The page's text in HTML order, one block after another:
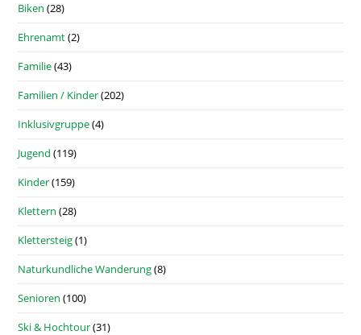
Biken (28)
Ehrenamt(2)
Familie(43)
Familien / Kinder(202)
Inklusivgruppe(4)
Jugend (119)
Kinder(159)
Klettern (28)
Klettersteig(1)
Naturkundliche Wanderung(8)
Senioren (100)
Ski & Hochtour(31)